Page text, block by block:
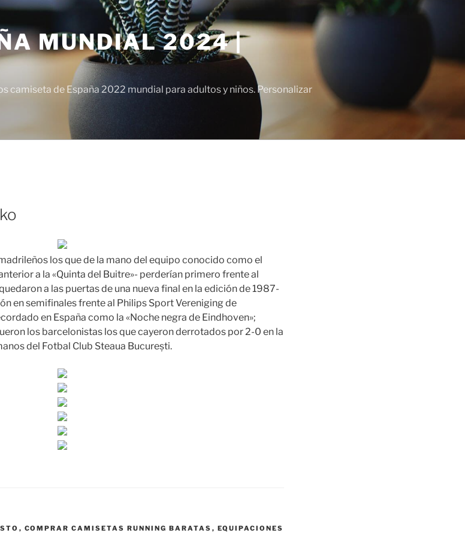
MUNDIAL 2024 |
camiseta de España 2022 mundial para adultos y niños. Personalizar
los que de la mano del equipo conocido como el
a la «Quinta del Buitre»- perderían primero frente al
a las puertas de una nueva final en la edición de 1987-
en semifinales frente al Philips Sport Vereniging de
en España como la «Noche negra de Eindhoven»;
los barcelonistas los que cayeron derrotados por 2-0 en la
del Fotbal Club Steaua București.
, COMPRAR CAMISETAS RUNNING BARATAS , EQUIPACIONES